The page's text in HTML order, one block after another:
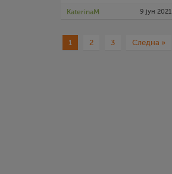
тиквички
KaterinaM 9 јун 2021
1 2 3 Следна »